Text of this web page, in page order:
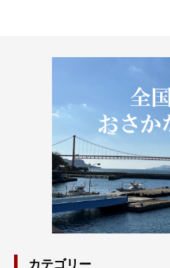
カテゴリー